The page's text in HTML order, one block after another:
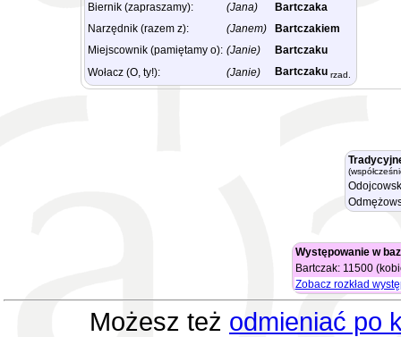
Biernik (zapraszamy):
(Jana)
Bartczaka
Narzędnik (razem z):
(Janem)
Bartczakiem
Miejscownik (pamiętamy o): (Janie)
Bartczaku
Wołacz (O, ty!):
(Janie) Bartczaku rzad.
Występowanie w
Bartczak: 11500
Zobacz rozkład
Możesz też odmieniać po